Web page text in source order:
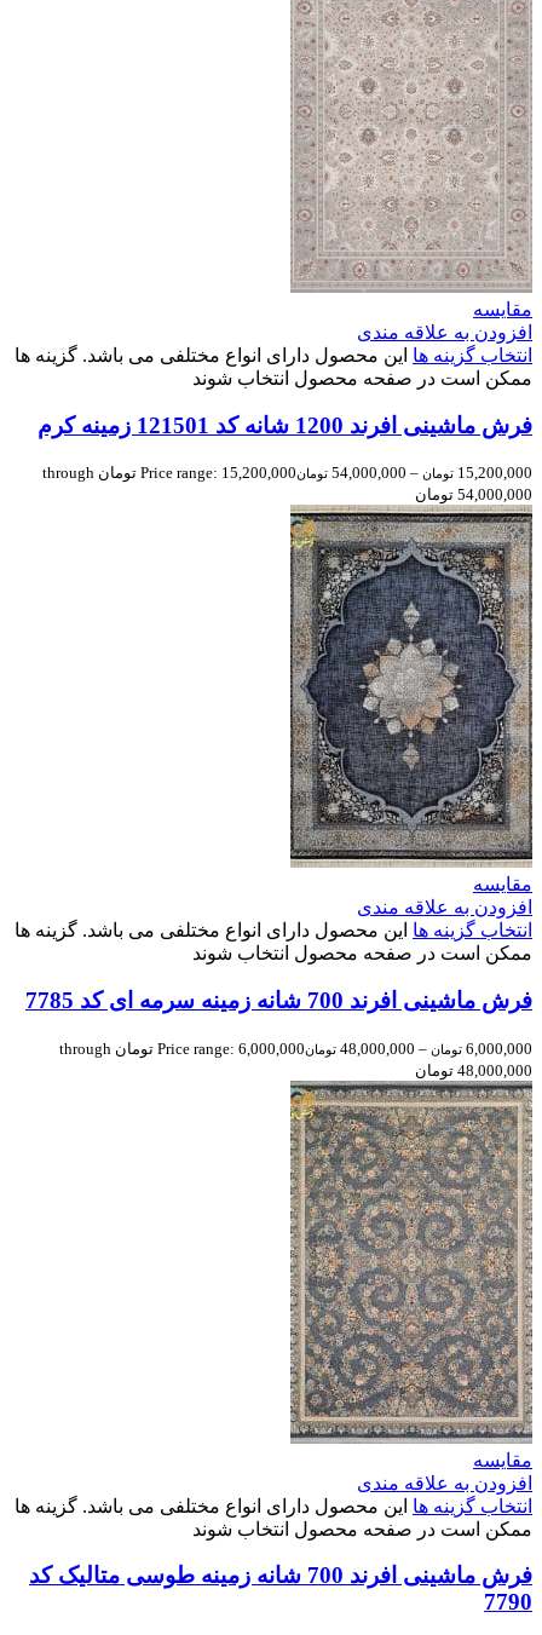
مقایسه
افزودن به علاقه مندی
انتخاب گزینه ها این محصول دارای انواع مختلفی می باشد. گزینه ها
ممکن است در صفحه محصول انتخاب شوند
فرش ماشینی افرند 1200 شانه کد 121501 زمینه کرم
15,200,000 تومان –
54,000,000 تومان
Price range: 15,200,000 تومان through
54,000,000 تومان
مقایسه
افزودن به علاقه مندی
انتخاب گزینه ها این محصول دارای انواع مختلفی می باشد. گزینه ها
ممکن است در صفحه محصول انتخاب شوند
فرش ماشینی افرند 700 شانه زمینه سرمه‌ ای کد 7785
6,000,000 تومان –
48,000,000 تومان
Price range: 6,000,000 تومان through
48,000,000 تومان
مقایسه
افزودن به علاقه مندی
انتخاب گزینه ها این محصول دارای انواع مختلفی می باشد. گزینه ها
ممکن است در صفحه محصول انتخاب شوند
فرش ماشینی افرند 700 شانه زمینه طوسی متالیک کد
7790